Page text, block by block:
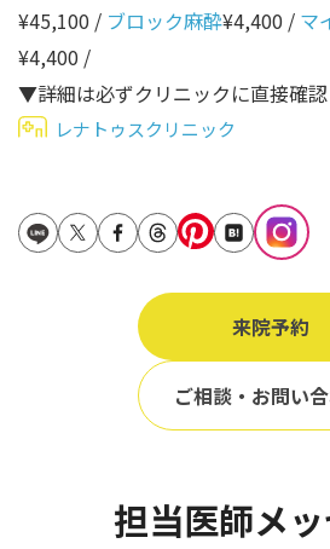
口角
顎
首
立ち耳
10代
20代
50代
70代
80代
90代
地域か
¥45,100 / ブロック麻酔¥4,400 / マ
¥4,400 /
▼詳細は必ずクリニックに直接確
レナトゥスクリニック
来院予約
ご相談・お問い
担当医師メ